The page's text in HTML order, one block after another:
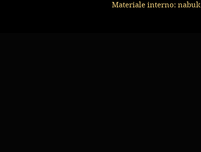
Materiale interno: nabuk